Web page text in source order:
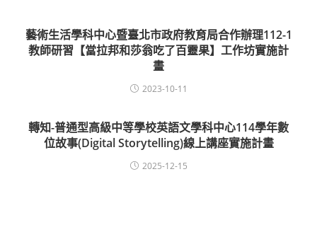
藝術生活學科中心暨臺北市政府教育局合作辦理112-1
教師研習【當拉邦和莎翁吃了百靈果】工作坊實施計
畫
2023-10-11
轉知-普通型高級中等學校英語文學科中心114學年數
位故事(Digital Storytelling)線上講座實施計畫
2025-12-15